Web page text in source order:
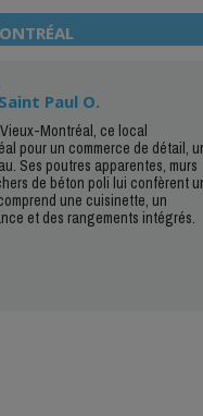
Paul O.
Montréal, ce local
pour un commerce de détail,
Ses poutres apparentes, murs
de béton poli lui confèrent
une cuisinette, un
et des rangements intégrés.